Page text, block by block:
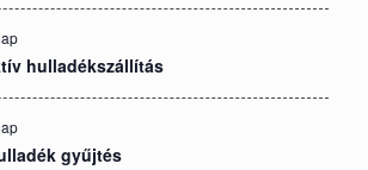
hulladékszállítás
gyűjtés